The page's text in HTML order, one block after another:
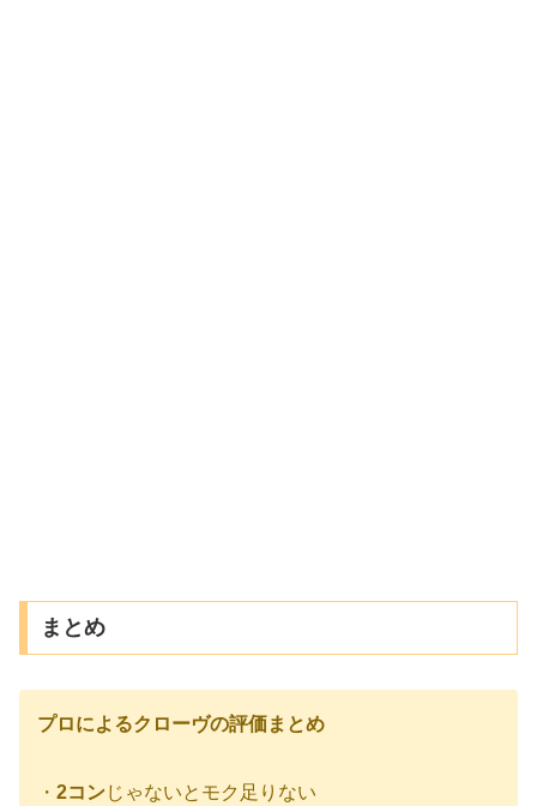
まとめ
プロによるクローヴの評価まとめ
・ 2コンじゃないとモク足りない